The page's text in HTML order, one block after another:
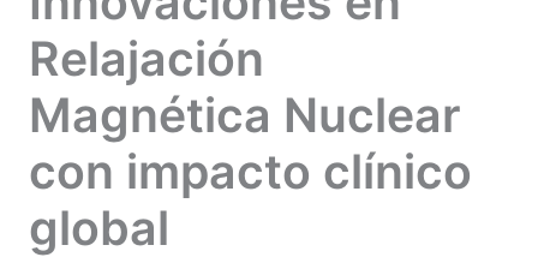
Relajación
Magnética Nuclear
con impacto clínico
global